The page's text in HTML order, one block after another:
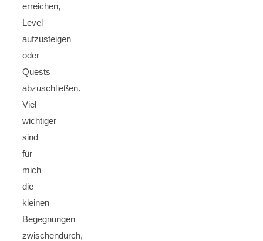
erreichen,
Level
aufzusteigen
oder
Quests
abzuschließen.
Viel
wichtiger
sind
für
mich
die
kleinen
Begegnungen
zwischendurch,